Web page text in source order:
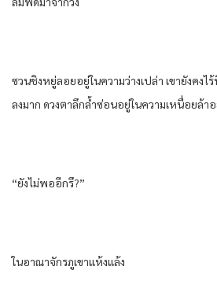
ซวนชิงหยู่ลอยอยู่ในความว่างเปล่า เขายังคงไ
ลงมาก ดวงตาลึกล้ำซ่อนอยู่ในความเหนื่อยล้า
“ยังไม่พออีกรึ?”
ในอาณาจักรภูเขาแห้งแล้ง